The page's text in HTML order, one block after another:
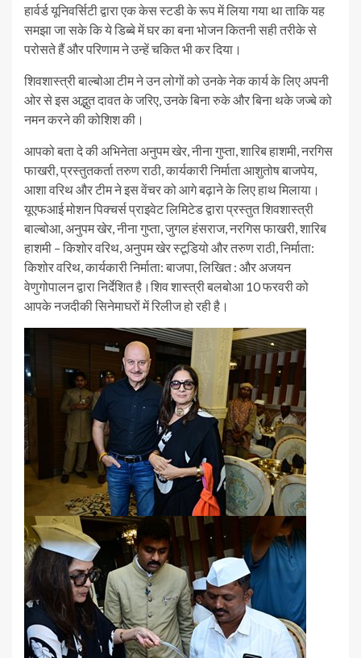
हार्वर्ड यूनिवर्सिटी द्वारा एक केस स्टडी के रूप में लिया गया था ताकि यह
समझा जा सके कि ये डिब्बे में घर का बना भोजन कितनी सही तरीके से
परोसते हैं और परिणाम ने उन्हें चकित भी कर दिया।
शिवशास्त्री बाल्बोआ टीम ने उन लोगों को उनके नेक कार्य के लिए अपनी
ओर से इस अद्भुत दावत के जरिए, उनके बिना रुके और बिना थके जज्बे को
नमन करने की कोशिश की।
आपको बता दे की अभिनेता अनुपम खेर, नीना गुप्ता, शारिब हाशमी, नरगिस
फाखरी, प्रस्तुतकर्ता तरुण राठी, कार्यकारी निर्माता आशुतोष बाजपेय,
आशा वरिथ और टीम ने इस वेंचर को आगे बढ़ाने के लिए हाथ मिलाया।
यूएफआई मोशन पिक्चर्स प्राइवेट लिमिटेड द्वारा प्रस्तुत शिवशास्त्री
बाल्बोआ, अनुपम खेर, नीना गुप्ता, जुगल हंसराज, नरगिस फाखरी, शारिब
हाशमी – किशोर वरिथ, अनुपम खेर स्टूडियो और तरुण राठी, निर्माता:
किशोर वरिथ, कार्यकारी निर्माता: बाजपा, लिखित : और अजयन
वेणुगोपालन द्वारा निर्देशित है।शिव शास्त्री बलबोआ 10 फरवरी को
आपके नजदीकी सिनेमाघरों में रिलीज हो रही है।